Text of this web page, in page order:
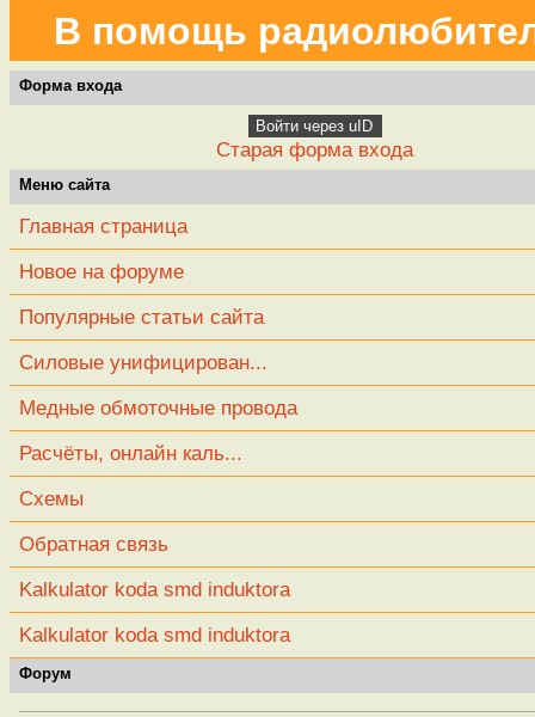
В помощь
Форма входа
Войти через uID
Старая форма входа
Меню сайта
Главная страница
Новое на форуме
Популярные статьи сайта
Силовые унифицирован...
Медные обмоточные провода
Расчёты, онлайн каль...
Схемы
Обратная связь
Kalkulator koda smd induktora
Kalkulator koda smd induktora
Форум